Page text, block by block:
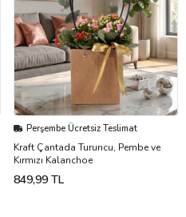
Perşembe Ücretsiz Teslimat
Kraft Çantada Turuncu, Pembe ve
Kırmızı Kalanchoe
849,99 TL